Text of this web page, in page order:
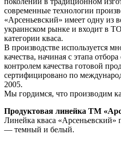
современные технологии
«Арсеньевский» имеет одну из
украинском рынке и входит в
категории кваса.
В производстве используется
качества, начиная с этапа
контролем качества готовой
сертифицировано по
2005.
Мы гордимся, что производим
Продуктовая линейка ТМ
Линейка кваса «Арсеньевский»
— темный и белый.